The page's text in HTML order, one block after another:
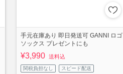
手元在庫あり 即日発送可 GANNI ロゴ
ソックス プレゼントにも
¥3,990 送料込
関税負担なし スピード配送